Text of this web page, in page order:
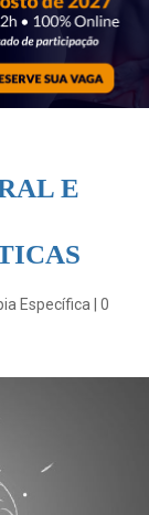
E
Específica| 0